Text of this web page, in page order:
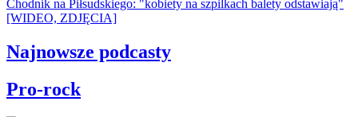
Chodnik na Piłsudskiego: "kobiety na szpilkach balety odstawiają"
[WIDEO, ZDJĘCIA]
Najnowsze podcasty
Pro-rock